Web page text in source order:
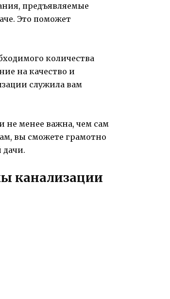
предъявляемые
Это поможет
количества
на качество и
служила вам
не менее важна, чем сам
вы сможете грамотно
дачи.
канализации